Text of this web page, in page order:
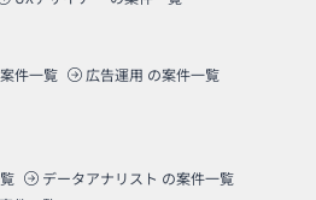
件一覧 広告運用 の案件一覧
データアナリスト の案件一覧